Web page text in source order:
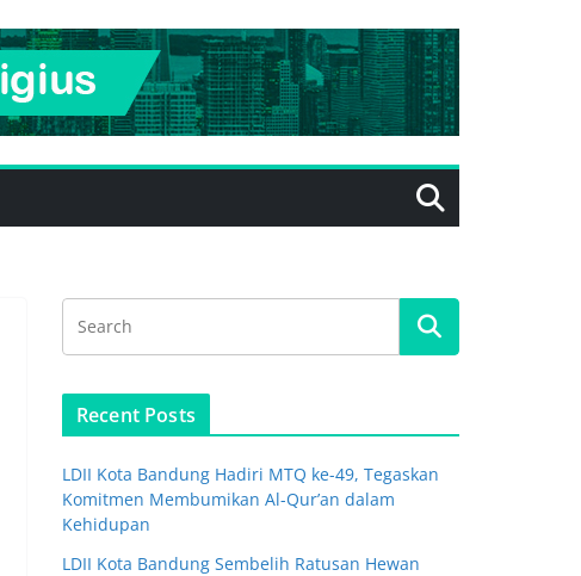
Recent Posts
LDII Kota Bandung Hadiri MTQ ke-49, Tegaskan
Komitmen Membumikan Al-Qur’an dalam
Kehidupan
LDII Kota Bandung Sembelih Ratusan Hewan